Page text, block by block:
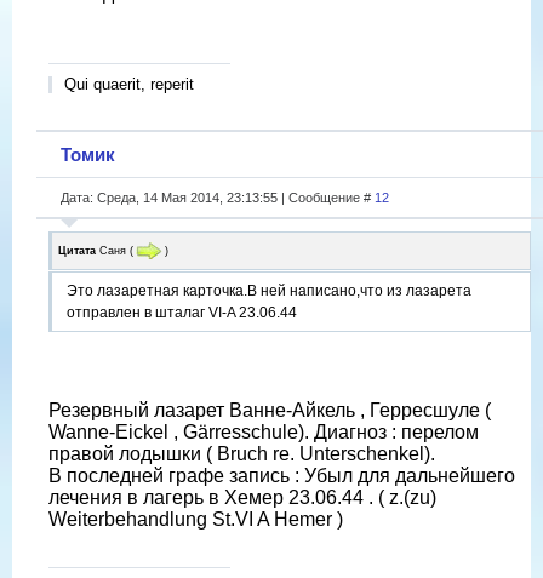
Qui quaerit, reperit
Томик
Дата: Среда, 14 Мая 2014, 23:13:55 | Сообщение # 12
Цитата Саня ( )
Это лазаретная карточка.В ней написано,что из лазарета
отправлен в шталаг VI-A 23.06.44
Резервный лазарет Ванне-Айкель , Герресшуле (
Wanne-Eickel , Gärresschule). Диагноз : перелом
правой лодышки ( Bruch re. Unterschenkel).
В последней графе запись : Убыл для дальнейшего
лечения в лагерь в Хемер 23.06.44 . ( z.(zu)
Weiterbehandlung St.VI A Hemer )